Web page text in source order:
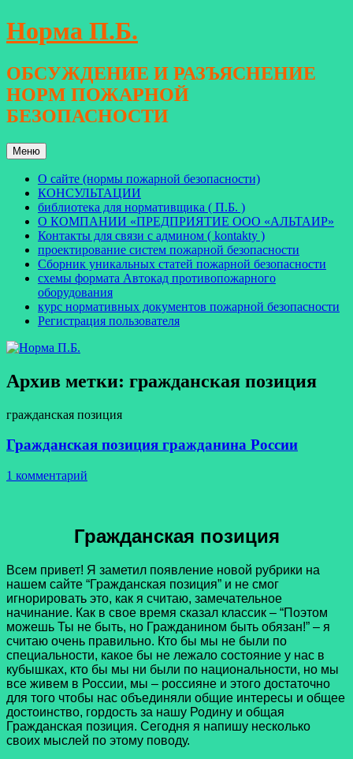
Перейти
к
Норма П.Б.
ОБСУЖДЕНИЕ И РАЗЪЯСНЕНИЕ
НОРМ ПОЖАРНОЙ
БЕЗОПАСНОСТИ
Меню
О сайте (нормы пожарной безопасности)
КОНСУЛЬТАЦИИ
библиотека для нормативщика ( П.Б. )
О КОМПАНИИ «ПРЕДПРИЯТИЕ ООО «АЛЬТАИР»
Контакты для связи с админом ( kontakty )
проектирование систем пожарной безопасности
Сборник уникальных статей пожарной безопасности
схемы формата Автокад противопожарного
оборудования
курс нормативных документов пожарной безопасности
Регистрация пользователя
Архив метки: гражданская позиция
гражданская позиция
Гражданская позиция гражданина России
1 комментарий
Гражданская позиция
Всем привет! Я заметил появление новой рубрики на
нашем сайте “Гражданская позиция” и не смог
игнорировать это, как я считаю, замечательное
начинание. Как в свое время сказал классик – “Поэтом
можешь Ты не быть, но Гражданином быть обязан!” – я
считаю очень правильно. Кто бы мы не были по
специальности, какое бы не лежало состояние у нас в
кубышках, кто бы мы ни были по национальности, но мы
все живем в России, мы – россияне и этого достаточно
для того чтобы нас объединяли общие интересы и общее
достоинство, гордость за нашу Родину и общая
Гражданская позиция. Сегодня я напишу несколько
своих мыслей по этому поводу.